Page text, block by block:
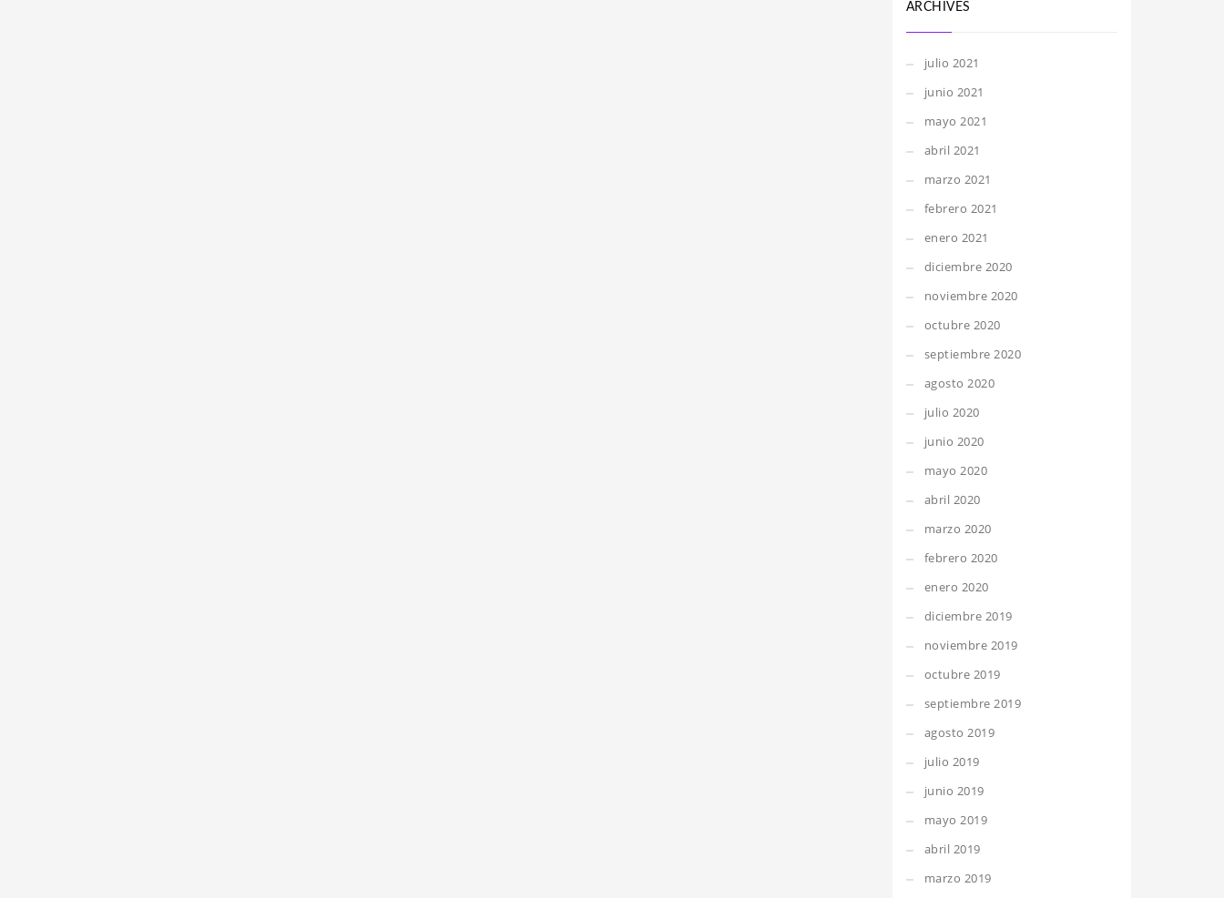
ARCHIVES
julio 2021
junio 2021
mayo 2021
abril 2021
marzo 2021
febrero 2021
enero 2021
diciembre 2020
noviembre 2020
octubre 2020
septiembre 2020
agosto 2020
julio 2020
junio 2020
mayo 2020
abril 2020
marzo 2020
febrero 2020
enero 2020
diciembre 2019
noviembre 2019
octubre 2019
septiembre 2019
agosto 2019
julio 2019
junio 2019
mayo 2019
abril 2019
marzo 2019